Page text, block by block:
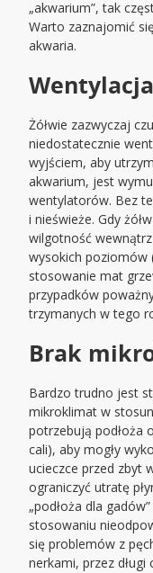
„akwarium”, tak
Warto zaznajomić
akwaria.
Wentylacja
Żółwie zazwyczaj
niedostatecznie
wyjściem, aby
akwarium, jest
wentylatorów. Bez
i nieświeże. Gdy
wilgotność
wysokich poziomów
stosowanie mat
przypadków
trzymanych w tego
Brak
Bardzo trudno jest
mikroklimat w
potrzebują podłoża
cali), aby mogły
ucieczce przed zbyt
ograniczyć utratę
„podłoża dla
stosowaniu
się problemów z
nerkami, przez długi